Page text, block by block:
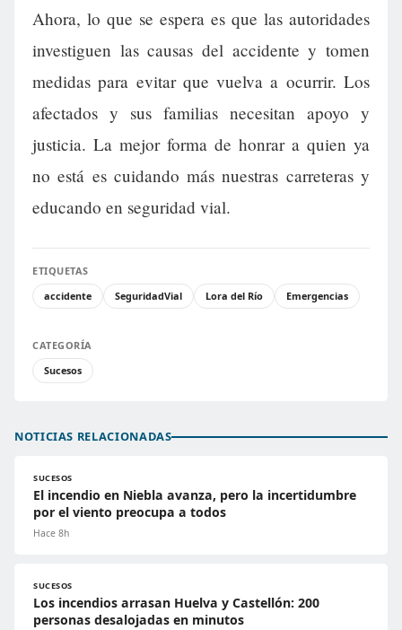
Ahora, lo que se espera es que las autoridades
investiguen las causas del accidente y tomen
medidas para evitar que vuelva a ocurrir. Los
afectados y sus familias necesitan apoyo y
justicia. La mejor forma de honrar a quien ya
no está es cuidando más nuestras carreteras y
educando en seguridad vial.
ETIQUETAS
accidente
SeguridadVial Lora del Río Emergencias
CATEGORÍA
Sucesos
NOTICIAS RELACIONADAS
SUCESOS
El incendio en Niebla avanza, pero la incertidumbre
por el viento preocupa a todos
Hace 8h
SUCESOS
Los incendios arrasan Huelva y Castellón: 200
personas desalojadas en minutos